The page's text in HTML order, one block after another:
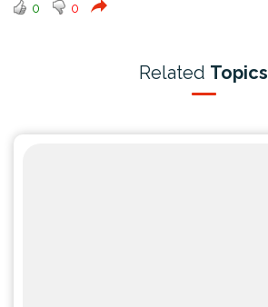
0 0
Related Topics